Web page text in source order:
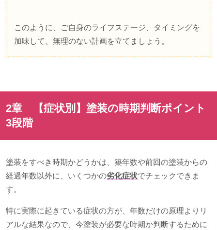
このように、ご自身のライフステージ、タイミングを
加味して、無理のない計画を立てましょう。
2章 【症状別】塗装の時期判断ポイント
3段階
塗装をすべき時期かどうかは、築年数や前回の塗装からの
経過年数以外に、いくつかの劣化症状でチェックできま
す。
特に実際に起きている症状の方が、年数だけの原理よりリ
アルな結果なので、今塗装が必要な時期か判断するために